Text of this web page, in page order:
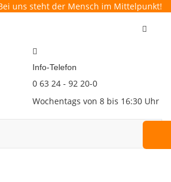
Toggle
Info-Telefon
0 63 24 - 92 20-0
Wochentags von 8 bis 16:30 Uhr